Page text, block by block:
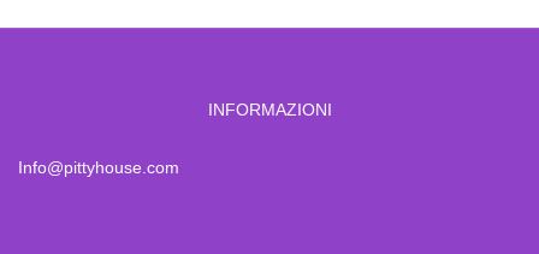
INFORMAZIONI
Info@pittyhouse.com